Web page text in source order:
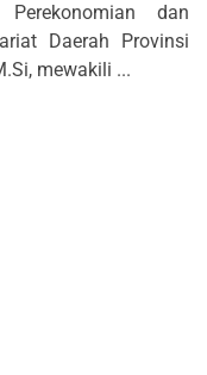
dan
Daerah Provinsi
mewakili ...